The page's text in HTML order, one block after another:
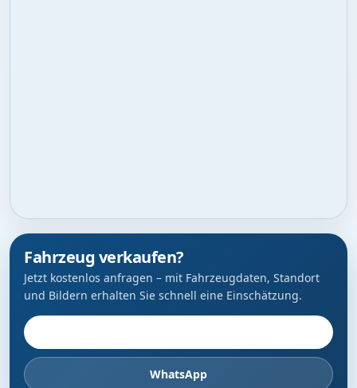
Fahrzeug verkaufen?
Jetzt kostenlos anfragen – mit Fahrzeugdaten, Standort
und Bildern erhalten Sie schnell eine Einschätzung.
WhatsApp